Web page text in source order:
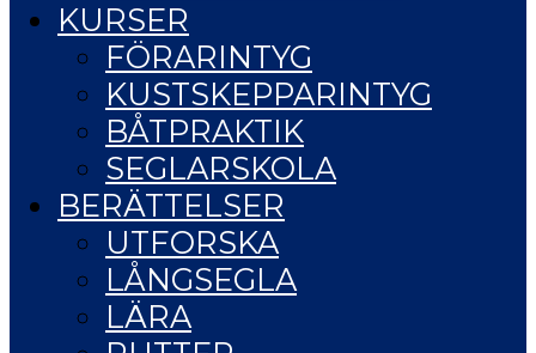
KURSER
FÖRARINTYG
KUSTSKEPPARINTYG
BÅTPRAKTIK
SEGLARSKOLA
BERÄTTELSER
UTFORSKA
LÅNGSEGLA
LÄRA